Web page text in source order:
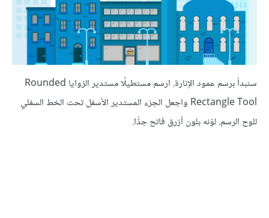
سنبدأ برسم عمود الإنارة. ارسم مستطيلًا مستدير الزوايا Rounded
Rectangle Tool واجعل الجزء المستدير الأسفل تحت الخط السفلي
للوح الرسم. لوّنه بلون أزرق فاتح جدًّا.